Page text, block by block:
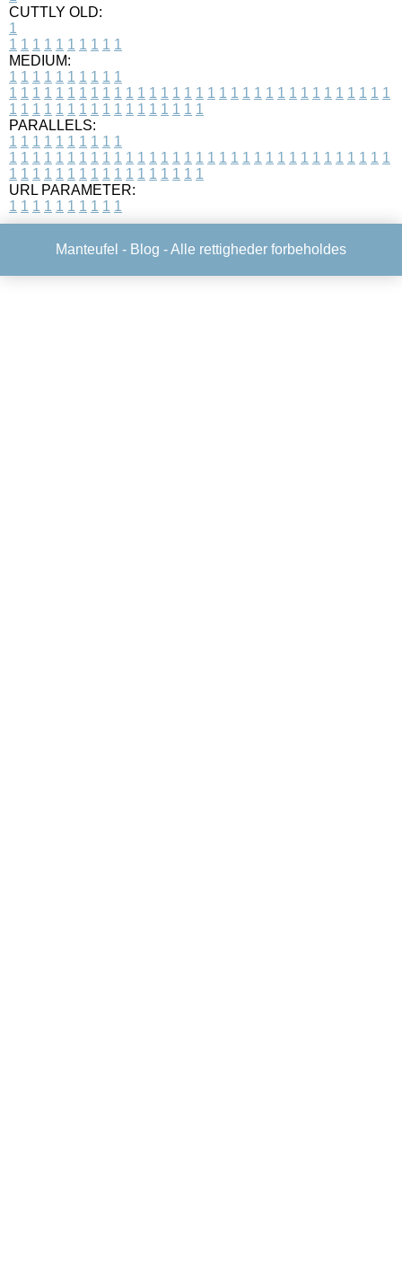
CUTTLY OLD:
1
1 1 1 1 1 1 1 1 1 1
MEDIUM:
1 1 1 1 1 1 1 1 1 1
1 1 1 1 1 1 1 1 1 1 1 1 1 1 1 1 1 1 1 1 1 1 1 1 1 1 1 1 1 1 1 1 1
1 1 1 1 1 1 1 1 1 1 1 1 1 1 1 1 1
PARALLELS:
1 1 1 1 1 1 1 1 1 1
1 1 1 1 1 1 1 1 1 1 1 1 1 1 1 1 1 1 1 1 1 1 1 1 1 1 1 1 1 1 1 1 1
1 1 1 1 1 1 1 1 1 1 1 1 1 1 1 1 1
URL PARAMETER:
1 1 1 1 1 1 1 1 1 1
Manteufel - Blog - Alle rettigheder forbeholdes